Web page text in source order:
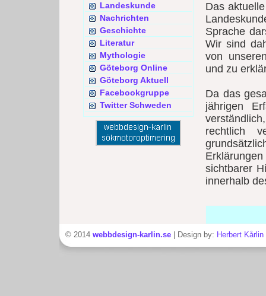
Landeskunde
Nachrichten
Geschichte
Literatur
Mythologie
Göteborg Online
Göteborg Aktuell
Facebookgruppe
Twitter Schweden
Das
Sprache
Wir sind
von
und zu
Da das
jährigen
rechtlich
sichtbarer
innerhalb
© 2014 webbdesign-karlin.se | Design by: Herbert Kårlin